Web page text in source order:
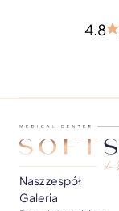
4.8
Nasz zespół
Galeria